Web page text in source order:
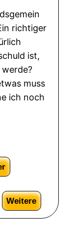
richtiger
ist,
muss
ich noch
Weitere